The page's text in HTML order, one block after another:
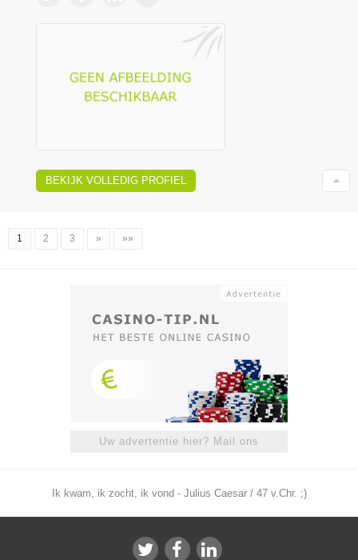
BEKIJK VOLLEDIG PROFIEL
1 2 3 » »»
Uw advertentie hier? Mail ons
Ik kwam, ik zocht, ik vond - Julius Caesar / 47 v.Chr. ;)